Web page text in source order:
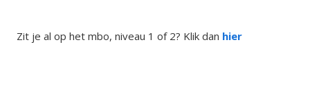
Zit je al op het mbo, niveau 1 of 2? Klik dan hier